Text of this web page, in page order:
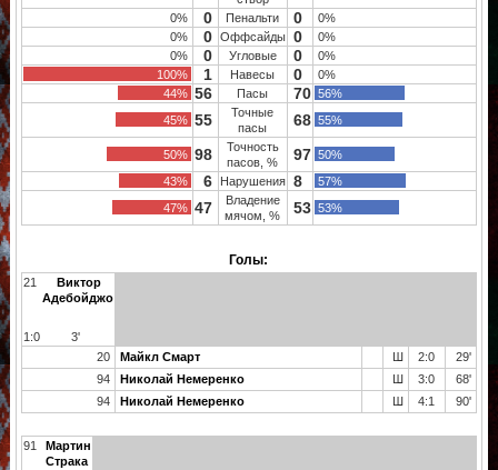
0%
0 Пенальти 0
0%
0%
0 Оффсайды 0
0%
0%
0 Угловые 0
0%
100%
1 Навесы 0
0%
44% 56 Пасы 70 56%
45% 55
Точные
пасы
68 55%
50% 98
Точность
пасов, %
97 50%
43%
6 Нарушения 8
57%
47% 47
Владение
мячом, %
53 53%
Голы:
21
Виктор
Адебойджо
1:0
3'
20
Майкл Смарт 2:0
29'
94
Николай Немеренко 3:0
68'
94
Николай Немеренко 4:1 90'
91
Мартин
Страка